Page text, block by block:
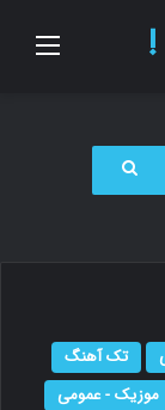
ج
ر
ا
ی
تک آهنگ
موزیک - عمومی